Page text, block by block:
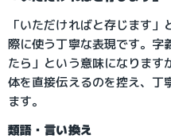
「いただければと存じます
際に使う丁寧な表現です。字
たら」という意味になります
体を直接伝えるのを控え、丁
ます。
類語・言い換え